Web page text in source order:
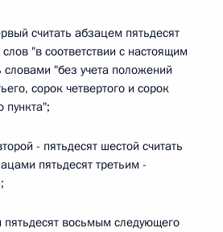
считать абзацем пятьдесят
"в соответствии с настоящим
словами "без учета положений
сорок четвертого и сорок
пункта";
- пятьдесят шестой считать
пятьдесят третьим -
восьмым следующего